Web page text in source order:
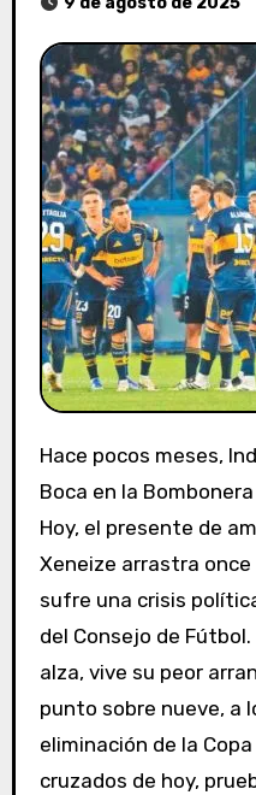
Hace pocos meses, Independiente eliminaba a
Boca en la
Hoy, el presente de
Xeneize arrastra
sufre una crisis
del Consejo de
alza, vive su peor
punto sobre nueve, a
eliminación de la
cruzados de hoy,